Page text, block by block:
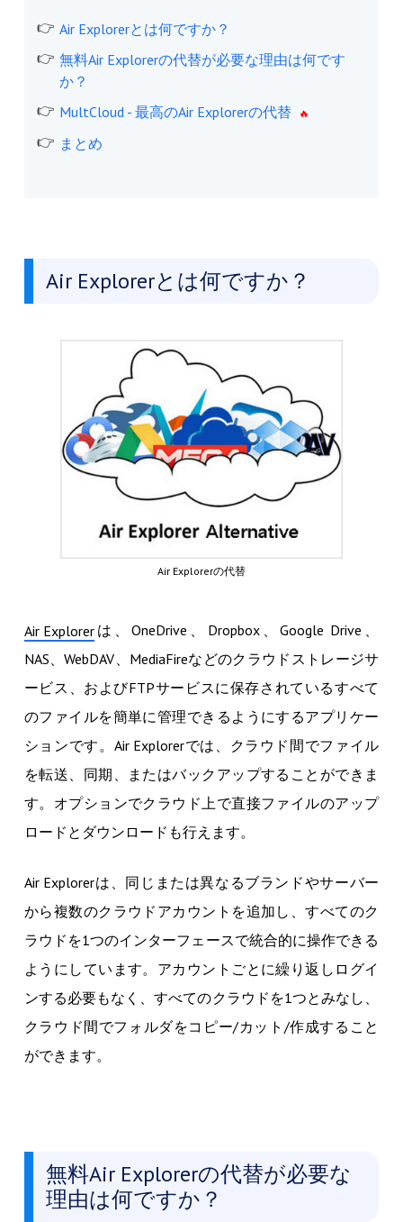
Air Explorerとは何ですか？
無料Air Explorerの代替が必要な理由は何です
か？
MultCloud - 最高のAir Explorerの代替
まとめ
Air Explorerとは何ですか？
Air Explorerの代替
Air Explorerは、OneDrive、Dropbox、Google Drive、
NAS、WebDAV、MediaFireなどのクラウドストレージサ
ービス、およびFTPサービスに保存されているすべて
のファイルを簡単に管理できるようにするアプリケー
ションです。Air Explorerでは、クラウド間でファイル
を転送、同期、またはバックアップすることができま
す。オプションでクラウド上で直接ファイルのアップ
ロードとダウンロードも行えます。
Air Explorerは、同じまたは異なるブランドやサーバー
から複数のクラウドアカウントを追加し、すべてのク
ラウドを1つのインターフェースで統合的に操作できる
ようにしています。アカウントごとに繰り返しログイ
ンする必要もなく、すべてのクラウドを1つとみなし、
クラウド間でフォルダをコピー/カット/作成すること
ができます。
無料Air Explorerの代替が必要な
理由は何ですか？